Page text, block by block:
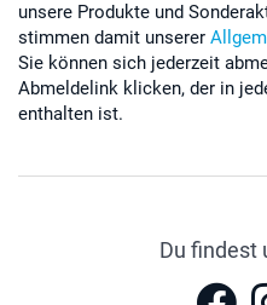
unsere Produkte und
stimmen damit unserer
Sie können sich jederzeit
Abmeldelink klicken, der in
enthalten ist.
Du findest